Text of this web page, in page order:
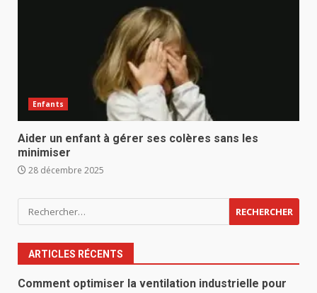
Enfants
Aider un enfant à gérer ses colères sans les
minimiser
28 décembre 2025
Rechercher :
ARTICLES RÉCENTS
Comment optimiser la ventilation industrielle pour